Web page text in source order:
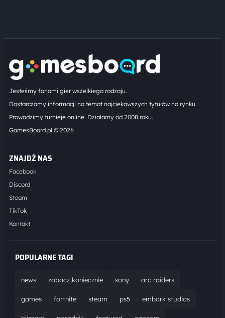
Jesteśmy fanami gier wszelkiego rodzaju.
Dostarczamy informacji na temat najciekawszych tytułów na rynku.
Prowadzimy turnieje online. Działamy od 2008 roku.
GamesBoard.pl © 2026
ZNAJDŹ NAS
Facebook
Discord
Steam
TikTok
Kontakt
POPULARNE TAGI
news zobacz koniecznie sony arc raiders
games fortnite steam ps5 embark studios